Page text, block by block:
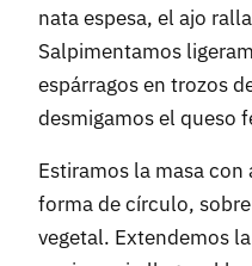
nata espesa, el ajo
Salpimentamos
espárragos en trozos
desmigamos el queso
Estiramos la masa
forma de círculo,
vegetal. Extendemos